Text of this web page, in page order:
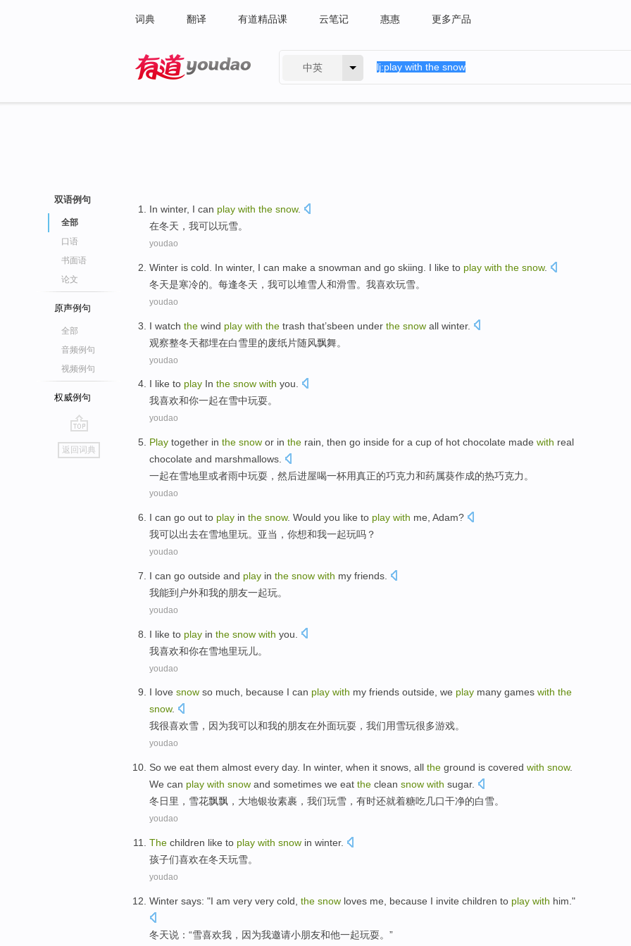
词典 翻译 有道精品课 云笔记 惠惠 更多产品
中英
双语例句
全部
口语
书面语
论文
原声例句
全部
音频例句
视频例句
权威例句
go
top
返回词典
In winter, I can play with the snow.
在冬天 ， 我可以玩雪。
youdao
Winter is cold . In winter, I can make a snowman and go skiing . I like to play with the snow.
冬天是寒冷的。每逢冬天， 我可以堆雪人和滑雪。我喜欢玩雪。
youdao
I watch the wind play with the trash that’sbeen under the snow all winter.
观察整冬天都埋在白雪里的废纸片随风飘舞。
youdao
I like to play In the snow with you.
我喜欢和你一起在雪中玩耍。
youdao
Play together in the snow or in the rain then go inside for a cup of hot chocolate made with real
chocolate and marshmallows
一起在雪地里或者雨中玩耍 ， 然后进屋喝一杯用真正的巧克力和药属葵作成的热巧克力。
youdao
I can go out to play in the snow. Would you like to play with me Adam?
我可以出去在雪地里玩。 亚当 ， 你想和我一起玩吗？
youdao
I can go outside and play in the snow with my friends
我能到 户外和我的朋友一起玩。
youdao
I like to play in the snow with you
我喜欢和你在雪地里玩儿。
youdao
I love snow so much, because I can play with my friends outside, we play many games with the
snow.
我很喜欢雪 ， 因为我可以和我的朋友在外面玩耍 ， 我们用雪玩很多游戏。
youdao
So we eat them almost every day. In winter, when it snows , all the ground is covered with snow.
We can play with snow and sometimes we eat the clean snow with sugar.
冬日里 ， 雪花飘飘， 大地银妆素裹 ， 我们玩雪，有时还就着糖吃几口干净的白雪。
youdao
The children like to play with snow in winter.
孩子们喜欢在冬天玩雪。
youdao
Winter says: "I am very very cold, the snow loves me because I invite children to play with him ."
冬天说 ：“雪喜欢我 ， 因为我邀请小朋友和他一起玩耍。”